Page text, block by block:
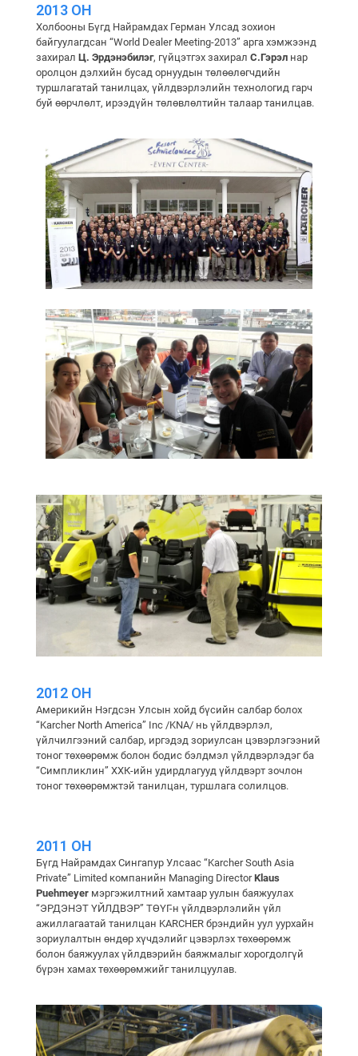
2013 ОН
Холбооны Бүгд Найрамдах Герман Улсад зохион
байгуулагдсан “World Dealer Meeting-2013” арга хэмжээнд
захирал Ц. Эрдэнэбилэг, гүйцэтгэх захирал С.Гэрэлнар
оролцон дэлхийн бусад орнуудын төлөөлөгчдийн
туршлагатай танилцах, үйлдвэрлэлийн технологид гарч
буй өөрчлөлт, ирээдүйн төлөвлөлтийн талаар танилцав.
2012 ОН
Америкийн Нэгдсэн Улсын хойд бүсийн салбар болох
“Karcher North America” Inc /KNA/ нь үйлдвэрлэл,
үйлчилгээний салбар, иргэдэд зориулсан цэвэрлэгээний
тоног төхөөрөмж болон бодис бэлдмэл үйлдвэрлэдэг ба
“Симпликлин” ХХК-ийн удирдлагууд үйлдвэрт зочлон
тоног төхөөрөмжтэй танилцан, туршлага солилцов.
2011 ОН
Бүгд Найрамдах Сингапур Улсаас “Karcher South Asia
Private” Limited компанийн Managing DirectorKlaus
Puehmeyerмэргэжилтний хамтаар уулын баяжуулах
“ЭРДЭНЭТ ҮЙЛДВЭР” ТӨҮГ-н үйлдвэрлэлийн үйл
ажиллагаатай танилцан KARCHER брэндийн уул уурхайн
зориулалтын өндөр хүчдэлийг цэвэрлэх төхөөрөмж
болон баяжуулах үйлдвэрийн баяжмалыг хорогдолгүй
бүрэн хамах төхөөрөмжийг танилцуулав.